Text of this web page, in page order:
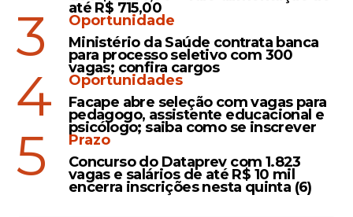
periodicidade diária, oferecendo chances
de vitória de segunda a sábado. Além de
pagar os prêmios, a arrecadação das
Loterias Caixafinancia projetos sociais
essenciais em áreas como educação,
esporte e segurança pública.
Os cidadãos que desejam concorrer ao
prêmio deR$ 8,5 milhõesno concurso
podem registrar suas apostas até as
até R$ 715,00
3
Oportunidade
Ministério da Saúde contrata banca
para processo seletivo com 300
vagas; confira cargos
4
Oportunidades
Facape abre seleção com vagas para
pedagogo, assistente educacional e
psicólogo; saiba como se inscrever
5
Prazo
Concurso do Dataprev com 1.823
vagas e salários de até R$ 10 mil
encerra inscrições nesta quinta (6)